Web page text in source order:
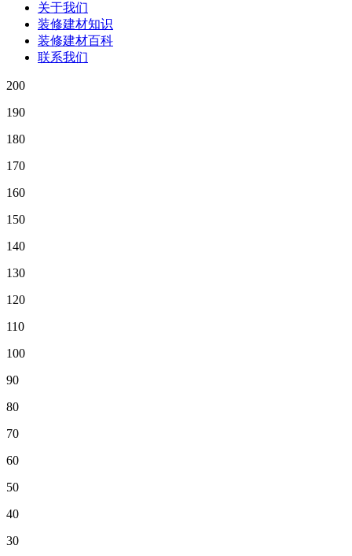
关于我们
装修建材知识
装修建材百科
联系我们
200
190
180
170
160
150
140
130
120
110
100
90
80
70
60
50
40
30